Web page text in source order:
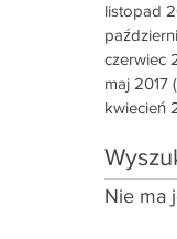
listopad
czerwiec
maj 2017
kwiecień
Nie ma